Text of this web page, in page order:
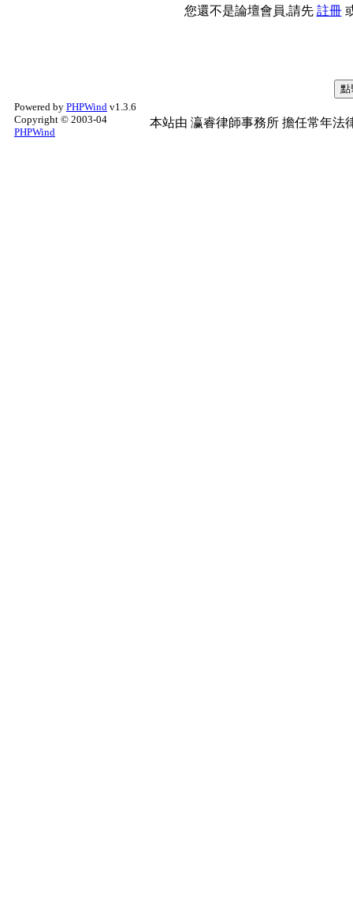
您還不是論壇會員,請先 註冊
Powered by PHPWind v1.3.6
Copyright © 2003-04
PHPWind
本站由 瀛睿律師事務所 擔任常年法